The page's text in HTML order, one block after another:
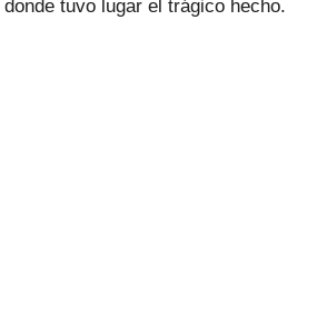
donde tuvo lugar el trágico hecho.